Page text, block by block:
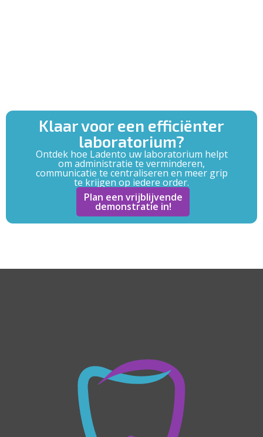
Klaar voor een efficiënter
laboratorium?
Ontdek hoe Ladento uw laboratorium helpt
om administratie te verminderen,
communicatie te centraliseren en meer grip
te krijgen op iedere order.
Plan een vrijblijvende
demonstratie in!